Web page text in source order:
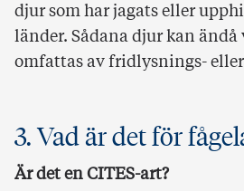
djur som har jagats eller
länder. Sådana djur kan ändå
omfattas av fridlysnings- eller
3. Vad är det för
Är det en CITES-art?